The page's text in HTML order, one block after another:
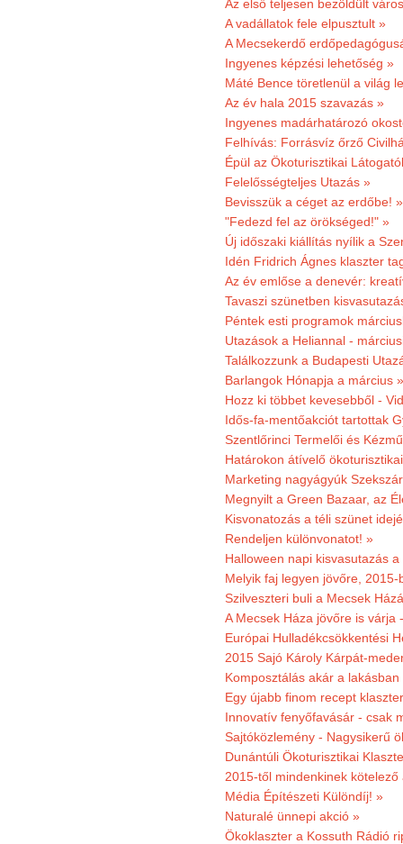
Az első teljesen bezöldült
A vadállatok fele elpusztult »
A Mecsekerdő
Ingyenes képzési lehetőség »
Máté Bence töretlenül a világ
Az év hala 2015 szavazás »
Ingyenes madárhatározó
Felhívás: Forrásvíz őrző
Épül az Ökoturisztikai
Felelősségteljes Utazás »
Bevisszük a céget az erdőbe! »
"Fedezd fel az örökséged!" »
Új időszaki kiállítás nyílik a
Idén Fridrich Ágnes klaszter
Az év emlőse a denevér:
Tavaszi szünetben
Péntek esti programok
Utazások a Heliannal -
Találkozzunk a Budapesti
Barlangok Hónapja a március »
Hozz ki többet kevesebből -
Idős-fa-mentőakciót tartottak
Szentlőrinci Termelői és
Határokon átívelő
Marketing nagyágyúk
Megnyilt a Green Bazaar, az
Kisvonatozás a téli szünet
Rendeljen különvonatot! »
Halloween napi kisvasutazás
Melyik faj legyen jövőre,
Szilveszteri buli a Mecsek
A Mecsek Háza jövőre is várja
Európai Hulladékcsökkentési
2015 Sajó Károly Kárpát-
Komposztálás akár a lakásban
Egy újabb finom recept
Innovatív fenyőfavásár - csak
Sajtóközlemény - Nagysikerű
Dunántúli Ökoturisztikai
2015-től mindenkinek
Média Építészeti Különdíj! »
Naturalé ünnepi akció »
Ökoklaszter a Kossuth Rádió